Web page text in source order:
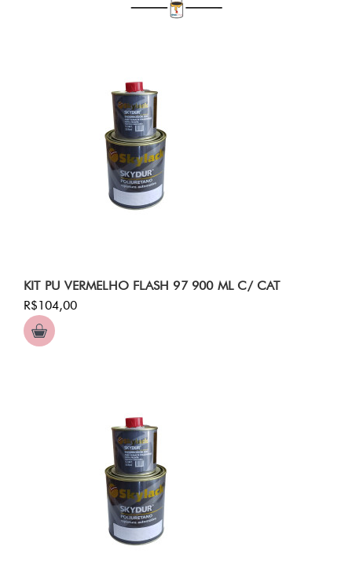
KIT PU VERMELHO FLASH 97 900 ML C/ CAT
R$104,00